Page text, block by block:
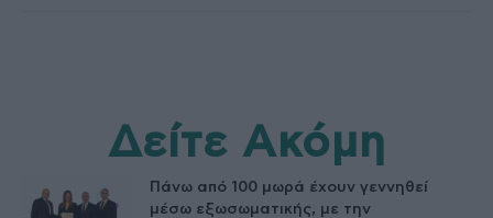
Δείτε Ακόμη
Πάνω από 100 μωρά έχουν γεννηθεί
μέσω εξωσωματικής, με την